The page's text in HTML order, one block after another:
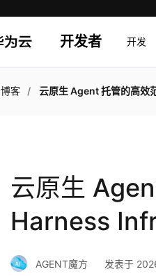
开发者 开发
博客 云原生 Agent 托管的高效范式：
云原生
Harness
AGENT魔方 发表于